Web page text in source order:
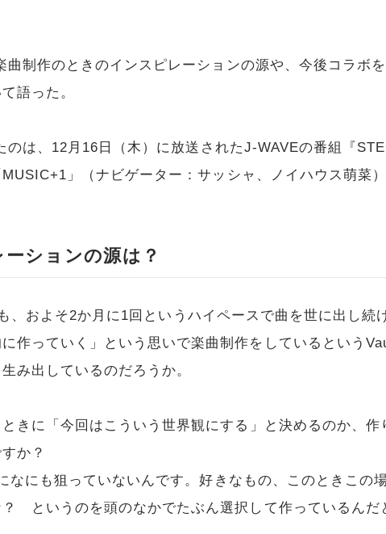
曲制作のときのインスピレーションの源や、今後コラボ
語った。
のは、12月16日（木）に放送されたJ-WAVEの番組『
」（ナビゲーター：サッシャ、ノイハウス萌菜）
ションの源は？
、およそ2か月に1回というハイペースで曲を世に出し続
作っていく」という思いで楽曲制作をしているという
み出しているのだろうか。
きに「今回はこういう世界観にする」と決めるのか、作
か？
なにも狙っていないんです。好きなもの、このときこの
というのを頭のなかでたぶん選択して作っているんだ